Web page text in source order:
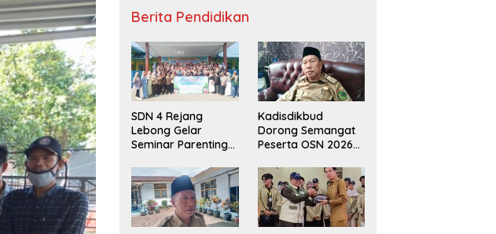
Berita Pendidikan
SDN 4 Rejang
Lebong Gelar
Seminar Parenting
Bullying,
Kadisdikbud: Patut
Jadi Contoh
Kadisdikbud
Dorong Semangat
Peserta OSN 2026